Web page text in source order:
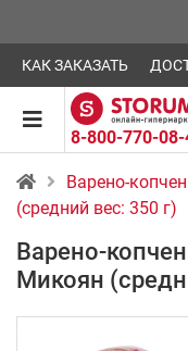
КАК ЗАКАЗАТЬ
8-800-770-08-
Варено-
(средний вес: 350 г)
Варено-
Микоян